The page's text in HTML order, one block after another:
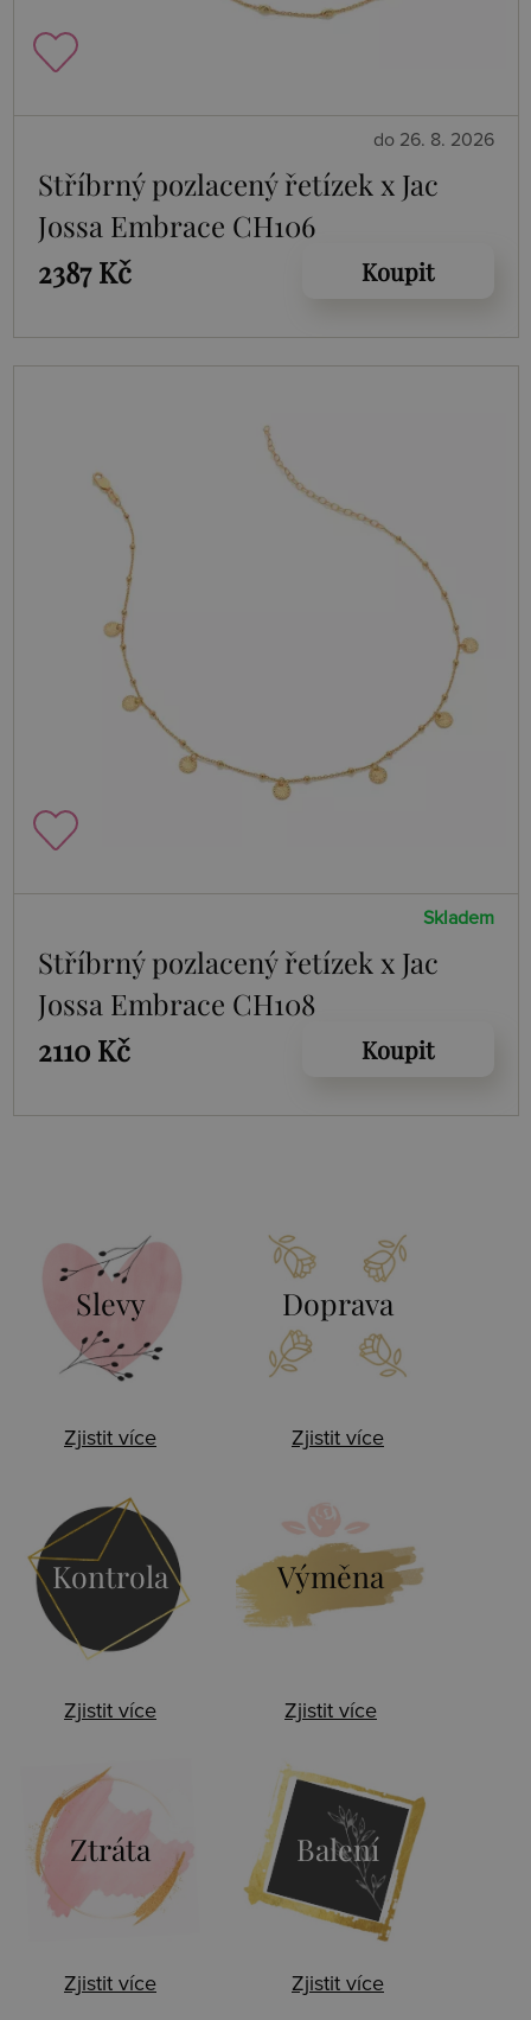
do 26. 8. 2026
Stříbrný pozlacený řetízek x Jac
Jossa Embrace CH106
2387 Kč
Koupit
Skladem
Stříbrný pozlacený řetízek x Jac
Jossa Embrace CH108
2110 Kč
Koupit
Slevy
Zjistit více
Doprava
Zjistit více
Kontrola
Zjistit více
Výměna
Zjistit více
Ztráta
Zjistit více
Balení
Zjistit více